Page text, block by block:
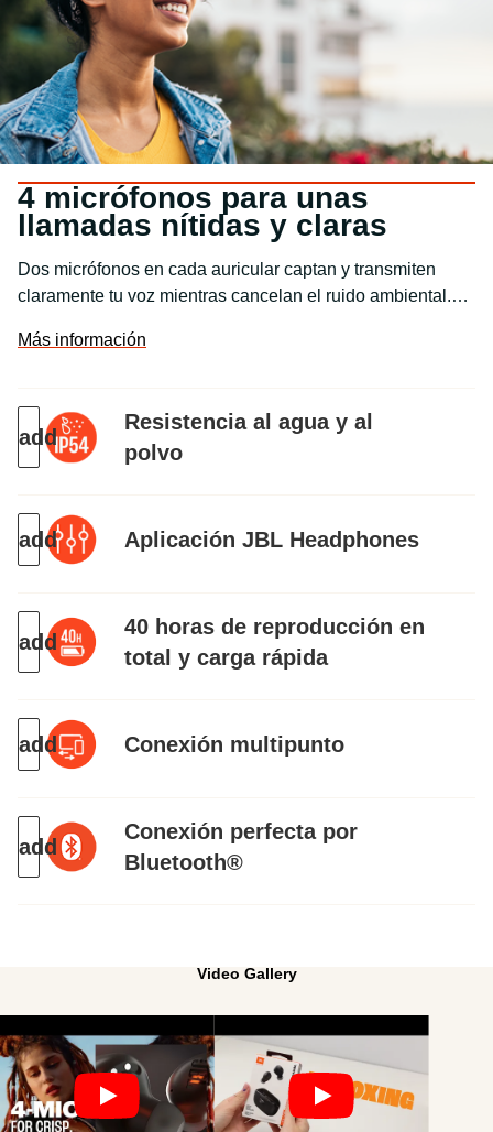
4 micrófonos para unas
llamadas nítidas y claras
Dos micrófonos en cada auricular captan y transmiten
claramente tu voz mientras cancelan el ruido ambiental.
cuando deambulas por un ajetreado parque en un día
Más información
Resistencia al agua y al
polvo
Aplicación JBL Headphones
40 horas de reproducción en
total y carga rápida
Conexión multipunto
Conexión perfecta por
Bluetooth®
Video Gallery